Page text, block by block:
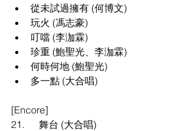
從未試過擁有 (何博文)
玩火 (馮志豪)
叮噹 (李泇霖)
珍重 (鮑聖光、李泇霖)
何時何地 (鮑聖光)
多一點 (大合唱)
[Encore]
21.
舞台 (大合唱)